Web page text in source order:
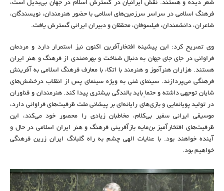
شعر دیده و هستند. نقش ایرانیان در گسترش اسلام در جهان بی‌بدیل است،
فرهنگ اسلامی در سراسر سرزمین‌های اسلامی با حضور هنرمندان، نویسندگان،
شاعران، دانشمندان، فیلسوفان، محققان و دبیران ایرانی گسترش یافت.
وی تصریح کرد: این پیشینه افتخارآفرین اکنون نیز استمرار دارد و مردمان
فراوانی در جای جای جهان به دنبال شناخت و بهره‌مندی از فرهنگ و هنر ایران
هستند. هزاران هنرآموز و هنرمند با اتکاء با معارف فرهنگ اسلامی به آفرینش
فرهنگی می‌پردازند. سینمای غنی به ویژه سینمای پس از انقلاب درخشش‌های
شایان توجهی داشته و حتماً باید بالندگی بیشتری پیدا کند. هنرمندان و فناوران
در تولید پویانمایی و بازی‌های رایانه‌ای بر پیشانی ملت ظرفیت‌های فراوانی دارد،
موسیقی ایرانی سفیر بی‌کلام، مخاطبان زیادی را محصور خود می‌کند، این
ظرفیت‌های افتخارآمیز بن‌مایه بازآفرینی فرهنگ و هنر ایران اسلامی در حال و
آینده خواهند بود. با عنایات الهی چشم به راه گلبانگ ایران زرین فرهنگی
خواهیم بود.